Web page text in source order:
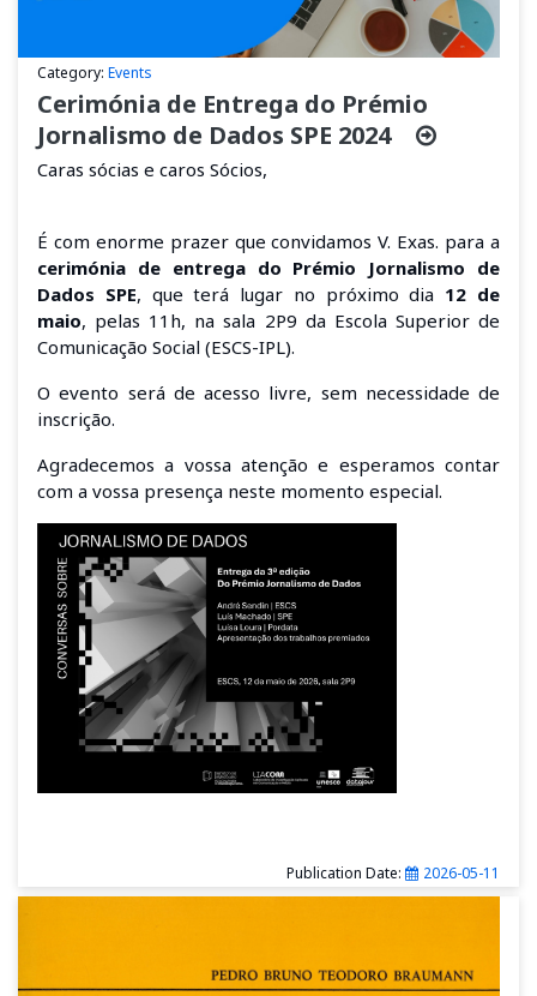
Category: Events
Cerimónia de Entrega do Prémio
Jornalismo de Dados SPE 2024
Caras sócias e caros Sócios,
É com enorme prazer que convidamos V. Exas. para a
cerimónia de entrega do Prémio Jornalismo de
Dados SPE, que terá lugar no próximo dia 12 de
maio, pelas 11h, na sala 2P9 da Escola Superior de
Comunicação Social (ESCS-IPL).
O evento será de acesso livre, sem necessidade de
inscrição.
Agradecemos a vossa atenção e esperamos contar
com a vossa presença neste momento especial.
Publication Date: 2026-05-11